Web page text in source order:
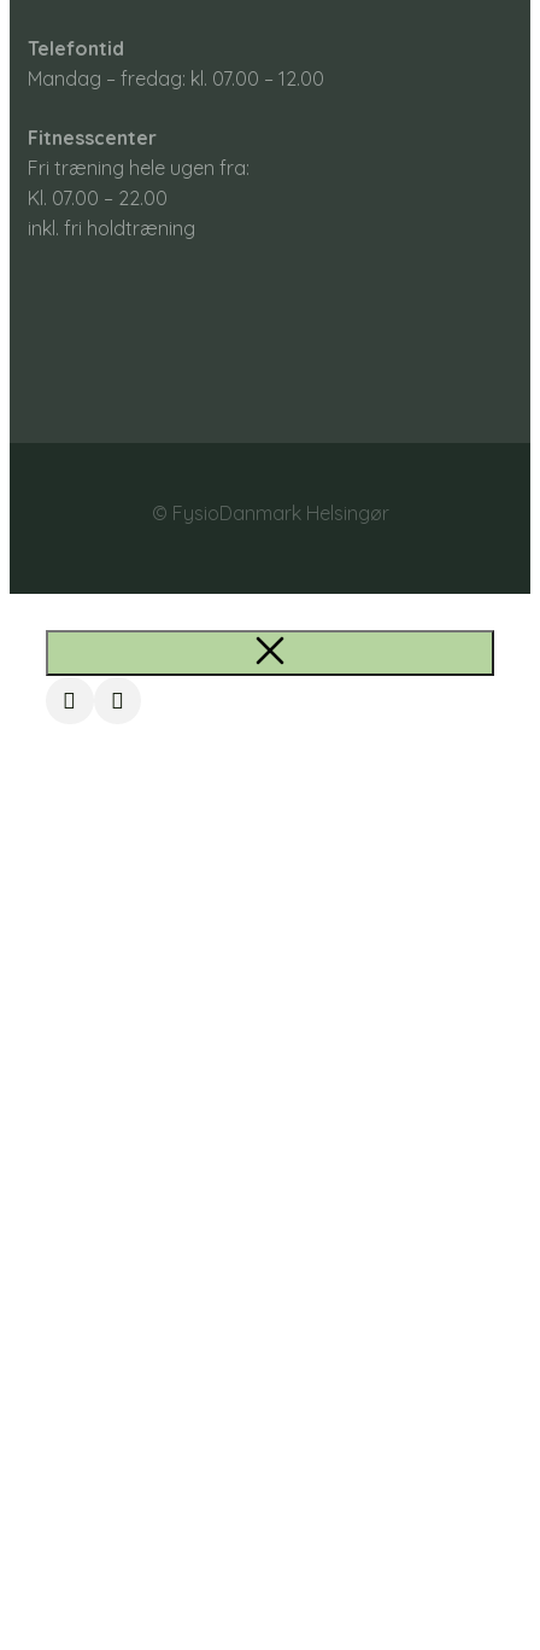
Telefontid
Mandag – fredag: kl. 07.00 – 12.00​
Fitnesscenter
Fri træning hele ugen fra:
Kl. 07.00 – 22.00​
inkl. fri holdtræning
© FysioDanmark Helsingør